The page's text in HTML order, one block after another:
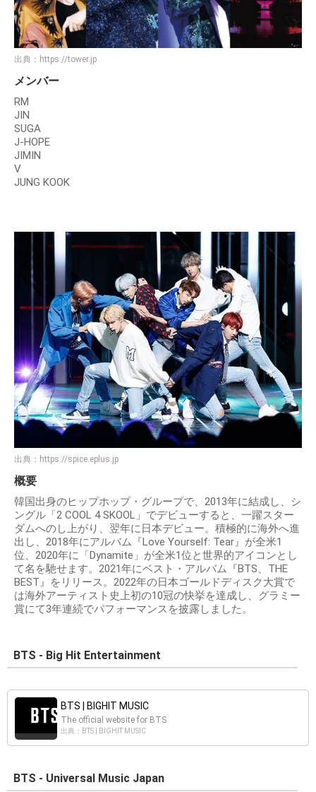
出典： https://tower.jp
メンバー
RM
JIN
SUGA
J-HOPE
JIMIN
V
JUNG KOOK
出典： https://spice.eplus.jp
概要
韓国出身のヒップホップ・グループで、2013年に結成し、シ
ングル「2 COOL 4 SKOOL」でデビューすると、一躍スター
ダムへのし上がり、翌年に日本デビュー。積極的に海外へ進
出し、2018年にアルバム『Love Yourself: Tear』が全米1
位、2020年に「Dynamite」が全米1位と世界的アイコンとし
て名を馳せます。2021年にベスト・アルバム『BTS、THE
BEST』をリリース。2022年の日本ゴールドディスク大賞で
は海外アーティスト史上初の10冠の快挙を達成し、グラミー
賞にて3年連続でパフォーマンスを披露しました。
BTS - Big Hit Entertainment
BTS | BIGHIT MUSIC
The official website for BTS
出典：BTS | BIGHIT MUSIC
BTS - Universal Music Japan